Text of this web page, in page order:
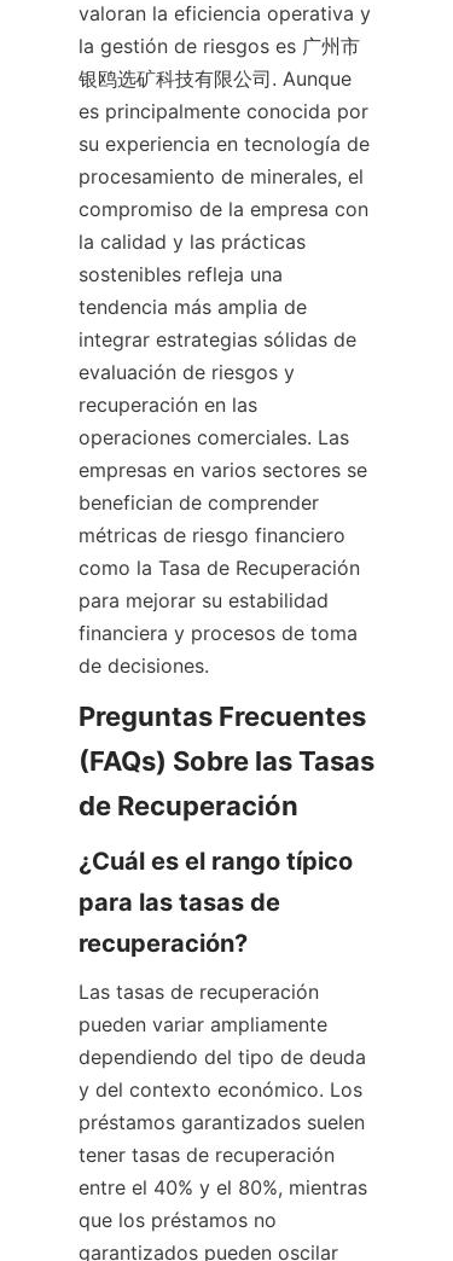
valoran la eficiencia operativa y
la gestión de riesgos es 广州市
银鸥选矿科技有限公司. Aunque
es principalmente conocida por
su experiencia en tecnología de
procesamiento de minerales, el
compromiso de la empresa con
la calidad y las prácticas
sostenibles refleja una
tendencia más amplia de
integrar estrategias sólidas de
evaluación de riesgos y
recuperación en las
operaciones comerciales. Las
empresas en varios sectores se
benefician de comprender
métricas de riesgo financiero
como la Tasa de Recuperación
para mejorar su estabilidad
financiera y procesos de toma
de decisiones.
Preguntas Frecuentes
(FAQs) Sobre las Tasas
de Recuperación
¿Cuál es el rango típico
para las tasas de
recuperación?
Las tasas de recuperación
pueden variar ampliamente
dependiendo del tipo de deuda
y del contexto económico. Los
préstamos garantizados suelen
tener tasas de recuperación
entre el 40% y el 80%, mientras
que los préstamos no
garantizados pueden oscilar